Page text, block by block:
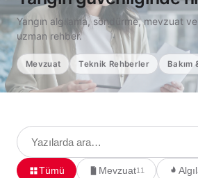
Yangın algılama, söndürme, mevzuat
uzman rehber.
Mevzuat Teknik Rehberler Bakım
Tümü Mevzuat11